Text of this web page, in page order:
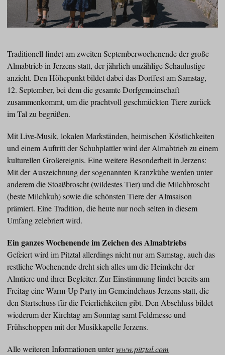
Traditionell findet am zweiten Septemberwochenende der große
Almabtrieb in Jerzens statt, der jährlich unzählige Schaulustige
anzieht. Den Höhepunkt bildet dabei das Dorffest am Samstag,
12. September, bei dem die gesamte Dorfgemeinschaft
zusammenkommt, um die prachtvoll geschmückten Tiere zurück
im Tal zu begrüßen.
Mit Live-Musik, lokalen Markständen, heimischen Köstlichkeiten
und einem Auftritt der Schuhplattler wird der Almabtrieb zu einem
kulturellen Großereignis. Eine weitere Besonderheit in Jerzens:
Mit der Auszeichnung der sogenannten Kranzkühe werden unter
anderem die Stoaßbroscht (wildestes Tier) und die Milchbroscht
(beste Milchkuh) sowie die schönsten Tiere der Almsaison
prämiert. Eine Tradition, die heute nur noch selten in diesem
Umfang zelebriert wird.
Ein ganzes Wochenende im Zeichen des Almabtriebs
Gefeiert wird im Pitztal allerdings nicht nur am Samstag, auch das
restliche Wochenende dreht sich alles um die Heimkehr der
Almtiere und ihrer Begleiter. Zur Einstimmung findet bereits am
Freitag eine Warm-Up Party im Gemeindehaus Jerzens statt, die
den Startschuss für die Feierlichkeiten gibt. Den Abschluss bildet
wiederum der Kirchtag am Sonntag samt Feldmesse und
Frühschoppen mit der Musikkapelle Jerzens.
Alle weiteren Informationen unterwww.pitztal.com